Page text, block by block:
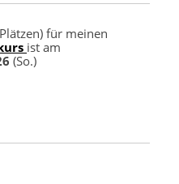
für meinen
ist am
(So.)